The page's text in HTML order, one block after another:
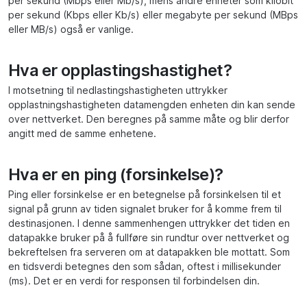
per sekund (Kbps eller Kb/s) eller megabyte per sekund (MBps
eller MB/s) også er vanlige.
Hva er opplastingshastighet?
I motsetning til nedlastingshastigheten uttrykker
opplastningshastigheten datamengden enheten din kan sende
over nettverket. Den beregnes på samme måte og blir derfor
angitt med de samme enhetene.
Hva er en ping (forsinkelse)?
Ping eller forsinkelse er en betegnelse på forsinkelsen til et
signal på grunn av tiden signalet bruker for å komme frem til
destinasjonen. I denne sammenhengen uttrykker det tiden en
datapakke bruker på å fullføre sin rundtur over nettverket og
bekreftelsen fra serveren om at datapakken ble mottatt. Som
en tidsverdi betegnes den som sådan, oftest i millisekunder
(ms). Det er en verdi for responsen til forbindelsen din.